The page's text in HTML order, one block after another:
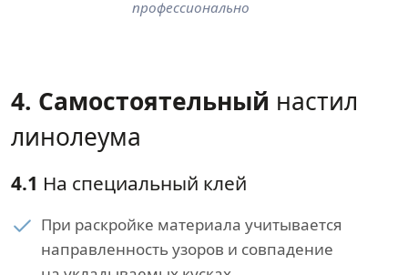
профессионально
4. Самостоятельный настил
линолеума
4.1 На специальный клей
При раскройке материала учитывается
направленность узоров и совпадение